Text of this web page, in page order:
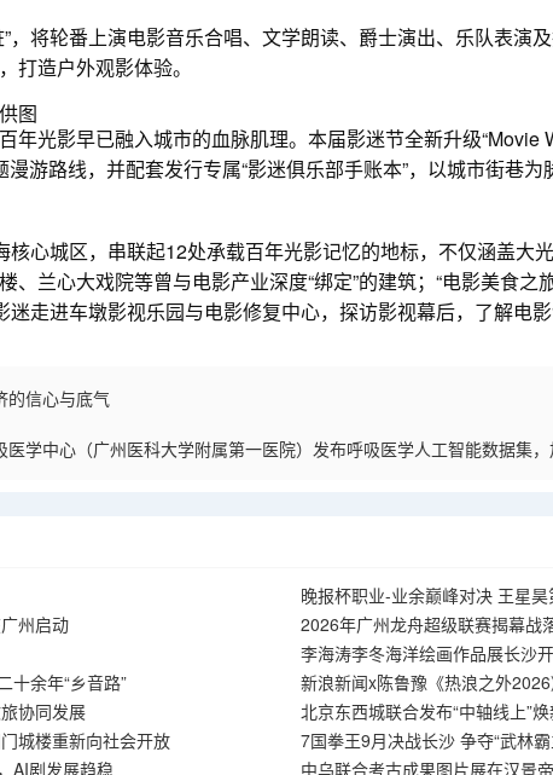
将轮番上演电影音乐合唱、文学朗读、爵士演出、乐队表演
打造户外观影体验。
图
光影早已融入城市的血脉肌理。本届影迷节全新升级“Movie
漫游路线，并配套发行专属“影迷俱乐部手账本”，以城市街巷
心城区，串联起12处承载百年光影记忆的地标，不仅涵盖大
、兰心大戏院等曾与电影产业深度“绑定”的建筑；“电影美食之
迷走进车墩影视乐园与电影修复中心，探访影视幕后，了解电
的信心与底气
学中心（广州医科大学附属第一医院）发布呼吸医学人工智能数据集
晚报杯职业-业余巅峰对决 王星
州启动
2026年广州龙舟超级联赛揭幕战
李海涛李冬海洋绘画作品展长沙
相
十余年“乡音路”
新浪新闻x陈鲁豫《热浪之外
实人生
协同发展
北京东西城联合发布“中轴线上”
城楼重新向社会开放
7国拳王9月决战长沙 争夺“武林霸
AI剧发展趋稳
中乌联合考古成果图片展在汉景